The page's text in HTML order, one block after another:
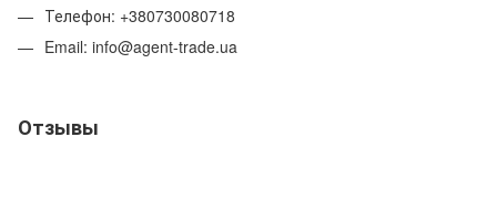
Телефон: +380730080718
Email: info@agent-trade.ua
Отзывы